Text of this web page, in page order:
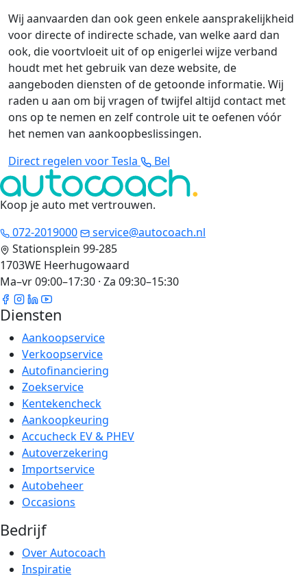
Wij aanvaarden dan ook geen enkele aansprakelijkheid
voor directe of indirecte schade, van welke aard dan
ook, die voortvloeit uit of op enigerlei wijze verband
houdt met het gebruik van deze website, de
aangeboden diensten of de getoonde informatie. Wij
raden u aan om bij vragen of twijfel altijd contact met
ons op te nemen en zelf controle uit te oefenen vóór
het nemen van aankoopbeslissingen.
Direct regelen voor Tesla
Bel
Koop je auto met vertrouwen.
072-2019000
service@autocoach.nl
Stationsplein 99-285
1703WE Heerhugowaard
Ma–vr 09:00–17:30 · Za 09:30–15:30
Diensten
Aankoopservice
Verkoopservice
Autofinanciering
Zoekservice
Kentekencheck
Aankoopkeuring
Accucheck EV & PHEV
Autoverzekering
Importservice
Autobeheer
Occasions
Bedrijf
Over Autocoach
Inspiratie